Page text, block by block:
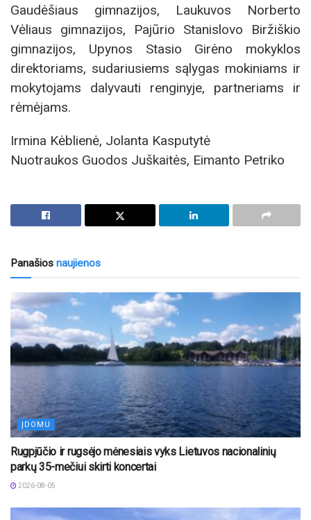
Gaudėšiaus gimnazijos, Laukuvos Norberto
Vėliaus gimnazijos, Pajūrio Stanislovo Biržiškio
gimnazijos, Upynos Stasio Girėno mokyklos
direktoriams, sudariusiems sąlygas mokiniams ir
mokytojams dalyvauti renginyje, partneriams ir
rėmėjams.
Irmina Kėblienė, Jolanta Kasputytė
Nuotraukos Guodos Juškaitės, Eimanto Petriko
Panašios naujienos
ĮDOMU
Rugpjūčio ir rugsėjo mėnesiais vyks Lietuvos nacionalinių
parkų 35-mečiui skirti koncertai
2026-08-05